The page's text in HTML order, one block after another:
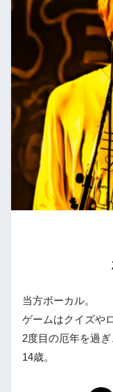
当方ボーカル。
ゲームはクイズや
2度目の厄年を過
14歳。